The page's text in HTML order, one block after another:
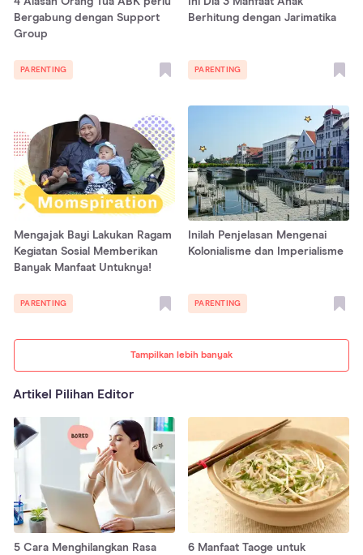
Tampilkan lebih banyak
Bergabung dengan Support
Group
PARENTING
Berhitung dengan Jarimatika
PARENTING
Mengajak Bayi Lakukan Ragam
Kegiatan Sosial Memberikan
Banyak Manfaat Untuknya!
PARENTING
Inilah Penjelasan Mengenai
Kolonialisme dan Imperialisme
PARENTING
Artikel Pilihan Editor
5 Cara Menghilangkan Rasa
6 Manfaat Taoge untuk